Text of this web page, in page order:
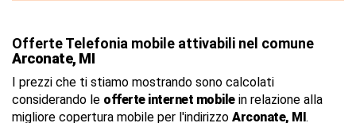
Offerte Telefonia mobile attivabili nel comune
Arconate, MI
I prezzi che ti stiamo mostrando sono calcolati
considerando le offerte internet mobilein relazione alla
migliore copertura mobile per l'indirizzo Arconate, MI.